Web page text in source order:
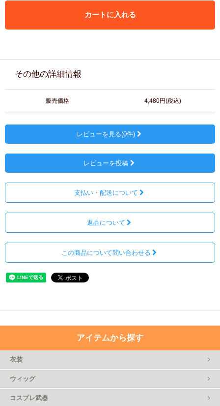
カートに入れる
その他の詳細情報
販売価格 4,480円(税込)
レビューを見る(0件)
レビューを投稿
支払い・配送について
返品について
この商品について問い合わせる
アイテムから探す
衣装
ウィッグ
コスプレ武器